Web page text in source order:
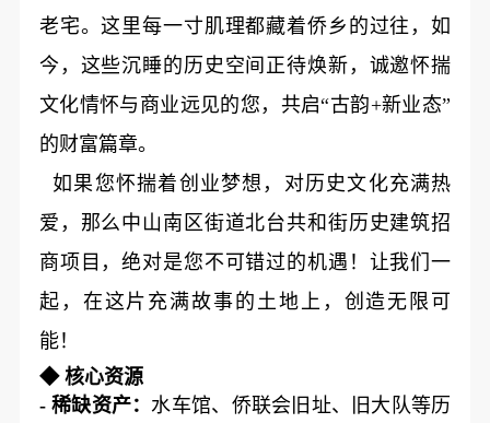
老宅。这里每一寸肌理都藏着侨乡的过往，如
今，这些沉睡的历史空间正待焕新，诚邀怀揣
文化情怀与商业远见的您，共启“古韵+新业态”
的财富篇章。
如果您怀揣着创业梦想，对历史文化充满热
爱，那么中山南区街道北台共和街历史建筑招
商项目，绝对是您不可错过的机遇！让我们一
起，在这片充满故事的土地上，创造无限可
能！
◆ 核心资源
- 稀缺资产： 水车馆、侨联会旧址、旧大队等历